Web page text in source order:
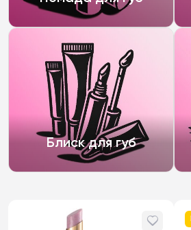
Блиск для губ